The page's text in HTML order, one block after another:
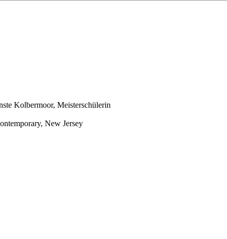
Kolbermoor, Meisterschülerin
New Jersey